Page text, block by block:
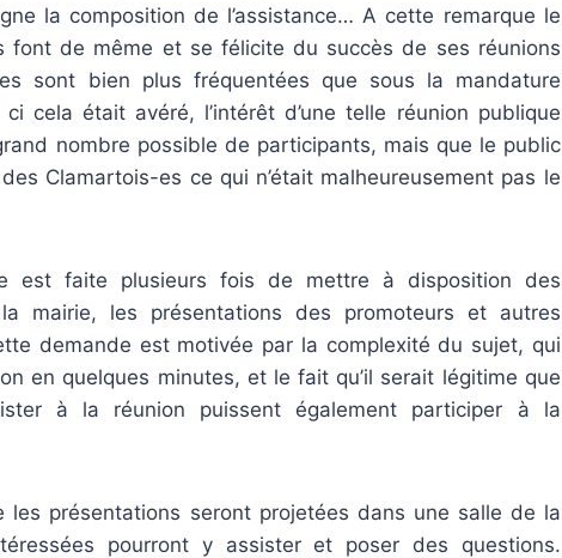
la composition de l’assistance… A cette remarque le
font de même et se félicite du succès de ses réunions
sont bien plus fréquentées que sous la mandature
cela était avéré, l’intérêt d’une telle réunion publique
nombre possible de participants, mais que le public
Clamartois-es ce qui n’était malheureusement pas le
est faite plusieurs fois de mettre à disposition des
mairie, les présentations des promoteurs et autres
demande est motivée par la complexité du sujet, qui
en quelques minutes, et le fait qu’il serait légitime que
à la réunion puissent également participer à la
les présentations seront projetées dans une salle de la
pourront y assister et poser des questions.